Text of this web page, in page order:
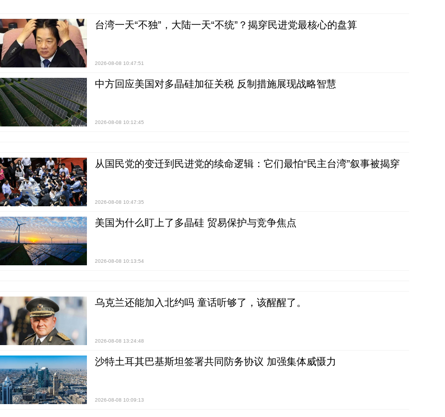
台湾一天“不独”，大陆一天“不统”？揭穿民进党最核心的盘算
2026-08-08 10:47:51
中方回应美国对多晶硅加征关税 反制措施展现战略智慧
2026-08-08 10:12:45
从国民党的变迁到民进党的续命逻辑：它们最怕“民主台湾”叙事被揭穿
2026-08-08 10:47:35
美国为什么盯上了多晶硅 贸易保护与竞争焦点
2026-08-08 10:13:54
乌克兰还能加入北约吗 童话听够了，该醒醒了。
2026-08-08 13:24:48
沙特土耳其巴基斯坦签署共同防务协议 加强集体威慑力
2026-08-08 10:09:13